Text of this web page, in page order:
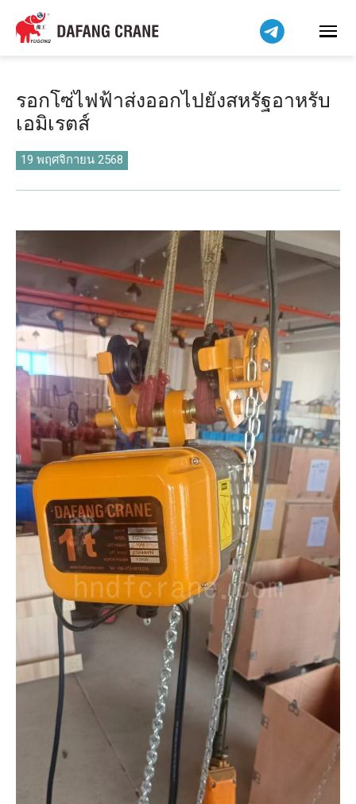
รอกโซ่ไฟฟ้าส่งออกไปยังสหรัฐอาหรับ
เอมิเรตส์
19 พฤศจิกายน 2568
Bahasa Indonesia
Bahasa Melayu
বাংলা
فارسی
Pilipino
اردو
Čeština
Беларуская мова
Kiswahili
Dansk
Norsk
O‘zbekcha